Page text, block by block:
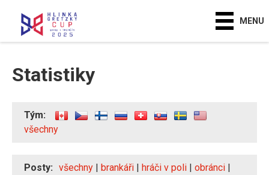
MENU
Statistiky
Tým:
všechny
Posty: všechny | brankáři | hráči v poli | obránci |